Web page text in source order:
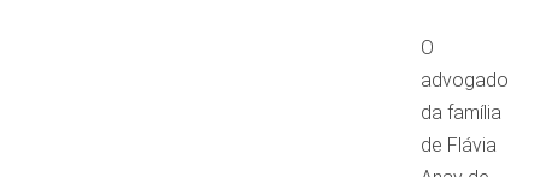
O
advogado
da família
de Flávia